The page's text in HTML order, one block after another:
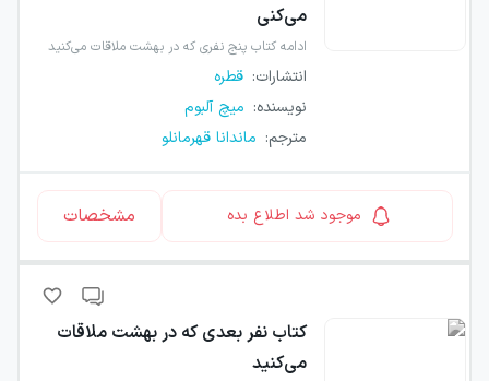
می‌کنی
ادامه کتاب پنج نفری که در بهشت ملاقات می‌کنید
انتشارات: قطره
نویسنده: میچ آلبوم
مترجم: ماندانا قهرمانلو
موجود شد اطلاع بده مشخصات
کتاب نفر بعدی که در بهشت ملاقات
می‌کنید